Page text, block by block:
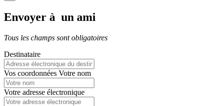
Envoyer à un ami
Tous les champs sont obligatoires
Destinataire
Vos coordonnées Votre nom
Votre adresse électronique